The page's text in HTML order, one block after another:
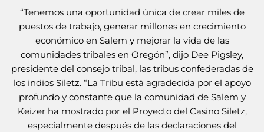
“Tenemos una oportunidad única de crear miles de
puestos de trabajo, generar millones en crecimiento
económico en Salem y mejorar la vida de las
comunidades tribales en Oregón”, dijo Dee Pigsley,
presidente del consejo tribal, las tribus confederadas de
los indios Siletz. “La Tribu está agradecida por el apoyo
profundo y constante que la comunidad de Salem y
Keizer ha mostrado por el Proyecto del Casino Siletz,
especialmente después de las declaraciones del